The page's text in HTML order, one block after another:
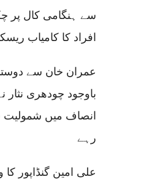
افراد کا کامیاب
عمران خان سے
باوجود چودھری نثار
انصاف میں شمولیت
رہے
علی امین گنڈاپور کا